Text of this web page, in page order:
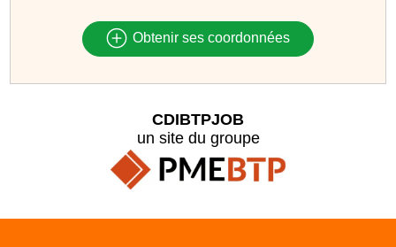
Obtenir ses coordonnées
CDIBTPJOB
un site du groupe